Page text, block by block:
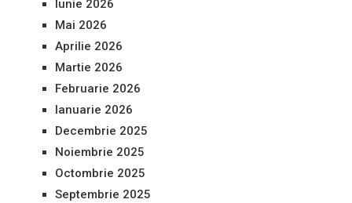
Iunie 2026
Mai 2026
Aprilie 2026
Martie 2026
Februarie 2026
Ianuarie 2026
Decembrie 2025
Noiembrie 2025
Octombrie 2025
Septembrie 2025